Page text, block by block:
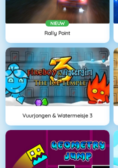
NIEUW
Rally Point
Vuurjongen & Watermeisje 3